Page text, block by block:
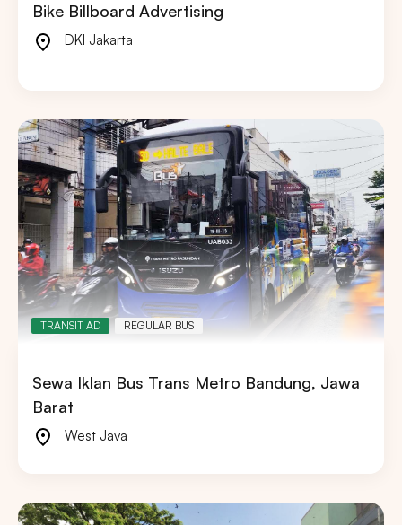
Bike Billboard Advertising
DKI Jakarta
TRANSIT AD REGULAR BUS
Sewa Iklan Bus Trans Metro Bandung, Jawa
Barat
West Java